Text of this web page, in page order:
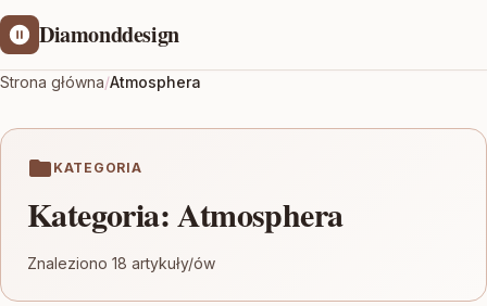
Diamonddesign
Strona główna/Atmosphera
KATEGORIA
Kategoria:Atmosphera
Znaleziono 18 artykuły/ów